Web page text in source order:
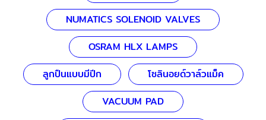
NUMATICS SOLENOID VALVES
OSRAM HLX LAMPS
ลูกปืนแบบมีปีก
โซลินอยด์วาล์วแม็ค
VACUUM PAD